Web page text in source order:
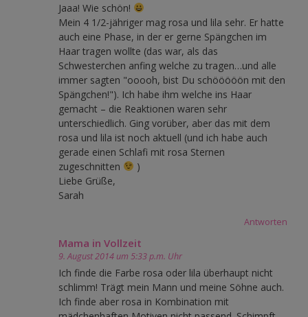
Jaaa! Wie schön!
Mein 4 1/2-jähriger mag rosa und lila sehr. Er hatte
auch eine Phase, in der er gerne Spängchen im
Haar tragen wollte (das war, als das
Schwesterchen anfing welche zu tragen…und alle
immer sagten "ooooh, bist Du schööööön mit den
Spängchen!"). Ich habe ihm welche ins Haar
gemacht – die Reaktionen waren sehr
unterschiedlich. Ging vorüber, aber das mit dem
rosa und lila ist noch aktuell (und ich habe auch
gerade einen Schlafi mit rosa Sternen
zugeschnitten
)
Liebe Grüße,
Sarah
Antworten
Mama in Vollzeit
9. August 2014 um 5:33 p.m. Uhr
Ich finde die Farbe rosa oder lila überhaupt nicht
schlimm! Trägt mein Mann und meine Söhne auch.
Ich finde aber rosa in Kombination mit